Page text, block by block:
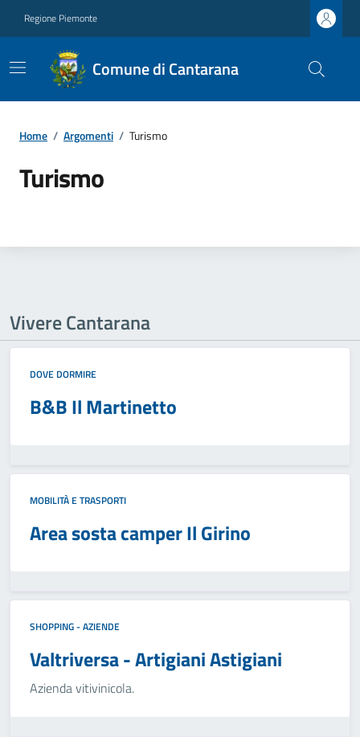
Regione Piemonte
Comune di Cantarana
Home / Argomenti / Turismo
Turismo
Vivere Cantarana
DOVE DORMIRE
B&B Il Martinetto
MOBILITÀ E TRASPORTI
Area sosta camper Il Girino
SHOPPING - AZIENDE
Valtriversa - Artigiani Astigiani
Azienda vitivinicola.